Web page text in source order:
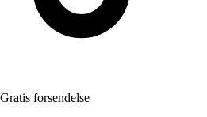
Gratis forsendelse